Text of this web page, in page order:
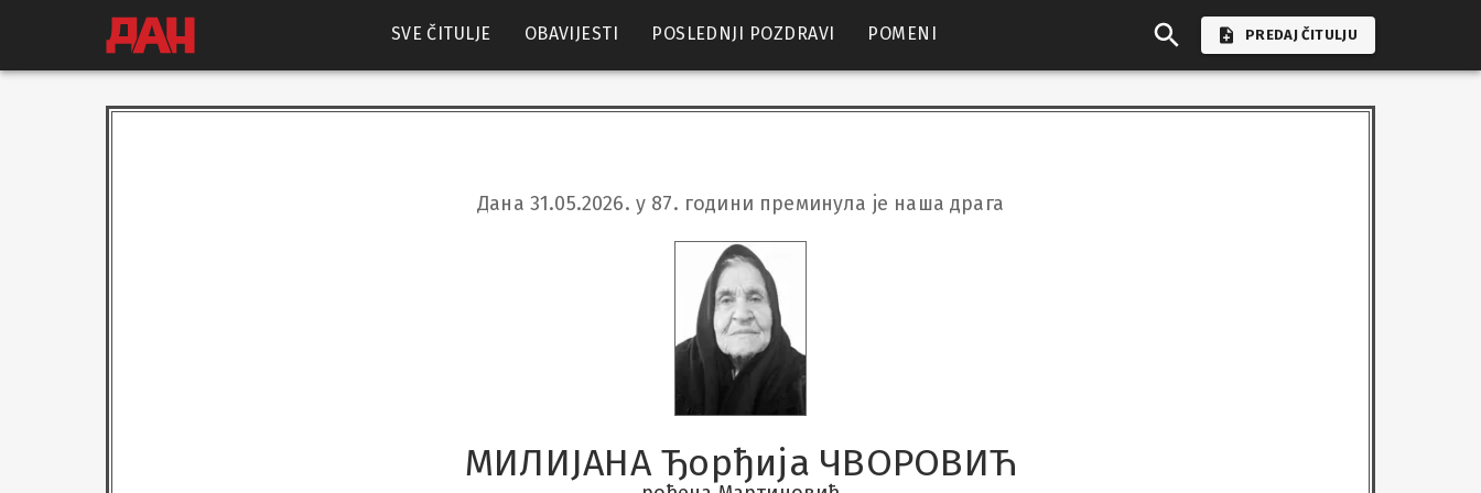
SVE ČITULJE OBAVIJESTI POSLEDNJI POZDRAVI POMENI PREDAJ ČITULJU
Дана 31.05.2026. у 87. години преминула је наша драга
МИЛИЈАНА Ђорђија ЧВОРОВИЋ